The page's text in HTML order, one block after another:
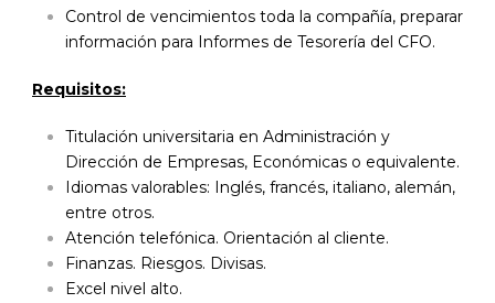
Control de vencimientos toda la compañía, preparar
información para Informes de Tesorería del CFO.
Requisitos:
Titulación universitaria en Administración y
Dirección de Empresas, Económicas o equivalente.
Idiomas valorables: Inglés, francés, italiano, alemán,
entre otros.
Atención telefónica. Orientación al cliente.
Finanzas. Riesgos. Divisas.
Excel nivel alto.